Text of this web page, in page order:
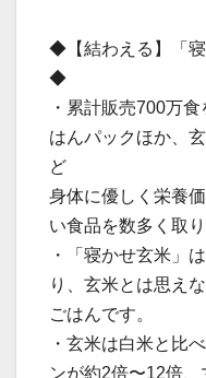
◆【結わえる】「寝
◆
・累計販売700万
はんパックほか、
ど
身体に優しく栄養
い食品を数多く取
・「寝かせ玄米」
り、玄米とは思え
ごはんです。
・玄米は白米と比
ンが約2倍〜12倍